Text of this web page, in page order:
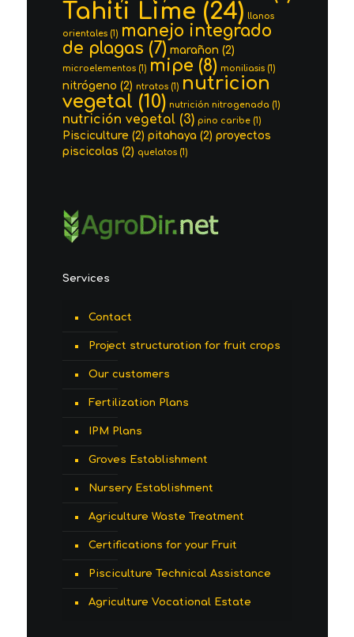
Tahiti Lime (24)
llanos
orientales(1) manejo integrado
de plagas (7) marañon (2)
microelementos(1) mipe (8) moniliasis(1)
nitrógeno (2) ntratos(1) nutricion
vegetal (10) nutrición nitrogenada (1)
nutrición vegetal(3) pino caribe(1)
Pisciculture (2) pitahaya (2) proyectos
piscicolas (2) quelatos(1)
Services
Contact
Project structuration for fruit crops
Our customers
Fertilization Plans
IPM Plans
Groves Establishment
Nursery Establishment
Agriculture Waste Treatment
Certifications for your Fruit
Pisciculture Technical Assistance
Agriculture Vocational Estate